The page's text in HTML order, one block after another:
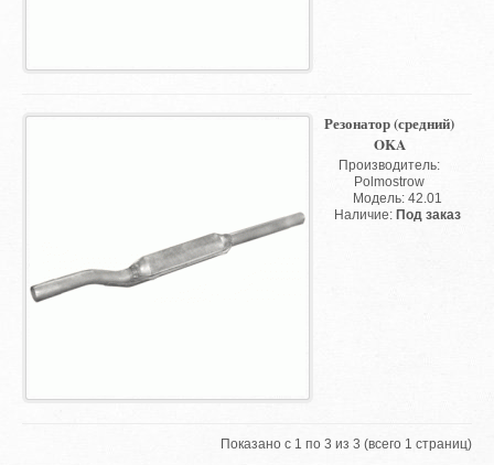
Резонатор (средний)
OKA
Производитель:
Polmostrow
Модель: 42.01
Наличие: Под заказ
Показано с 1 по 3 из 3 (всего 1 страниц)